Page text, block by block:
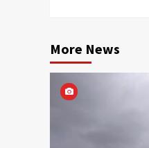
More News